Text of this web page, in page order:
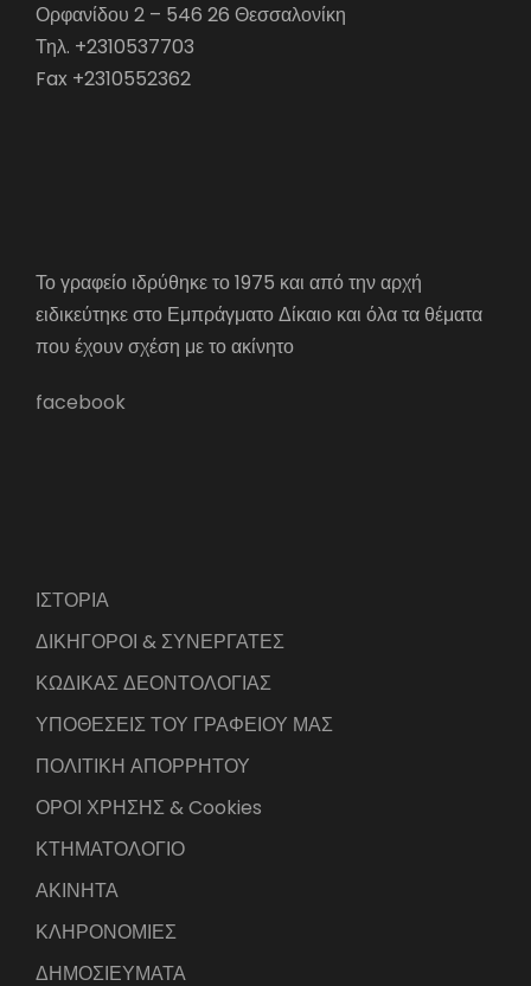
Ορφανίδου 2 – 546 26 Θεσσαλονίκη
Τηλ. +2310537703
Fax +2310552362
Το γραφείο ιδρύθηκε το 1975 και από την αρχή
ειδικεύτηκε στο Εμπράγματο Δίκαιο και όλα τα θέματα
που έχουν σχέση με το ακίνητο
facebook
ΙΣΤΟΡΙΑ
ΔΙΚΗΓΟΡΟΙ & ΣΥΝΕΡΓΑΤΕΣ
ΚΩΔΙΚΑΣ ΔΕΟΝΤΟΛΟΓΙΑΣ
ΥΠΟΘΕΣΕΙΣ ΤΟΥ ΓΡΑΦΕΙΟΥ ΜΑΣ
ΠΟΛΙΤΙΚΗ ΑΠΟΡΡΗΤΟΥ
ΟΡΟΙ ΧΡΗΣΗΣ & Cookies
ΚΤΗΜΑΤΟΛΟΓΙΟ
ΑΚΙΝΗΤΑ
ΚΛΗΡΟΝΟΜΙΕΣ
ΔΗΜΟΣΙΕΥΜΑΤΑ